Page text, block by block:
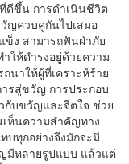
ดีขึ้น การดำเนินชีวิต
ญควบคู่กันไปเสมอ
ข็ง สามารถฟันฝ่าภัย
ให้ดำรงอยู่ด้วยความ
นาให้ผู้ที่เคราะห์ร้าย
รสู่ขวัญ การประกอบ
กับขวัญและจิตใจ ช่วย
ห็นความสำคัญทาง
บทุกอย่างจึงมักจะมี
มีหลายรูปแบบ แล้วแต่